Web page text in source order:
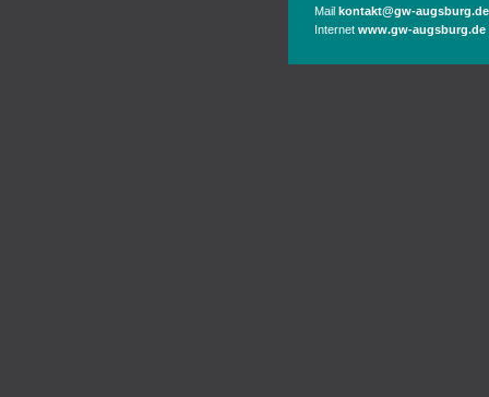
Mail kontakt@gw-augsburg.de
Internet www.gw-augsburg.de